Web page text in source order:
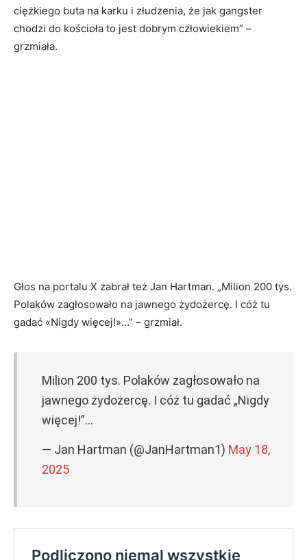
ciężkiego buta na karku i złudzenia, że jak gangster
chodzi do kościoła to jest dobrym człowiekiem” –
grzmiała.
Głos na portalu X zabrał też Jan Hartman. „Milion 200 tys.
Polaków zagłosowało na jawnego żydożercę. I cóż tu
gadać «Nigdy więcej!»…” – grzmiał.
Milion 200 tys. Polaków zagłosowało na
jawnego żydożercę. I cóż tu gadać „Nigdy
więcej!”…
— Jan Hartman (@JanHartman1) May 18,
2025